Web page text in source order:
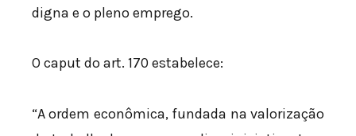
digna e o pleno emprego.
O caput do art. 170 estabelece:
“A ordem econômica, fundada na valorização